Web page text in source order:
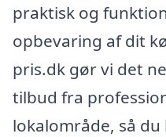
praktisk og
opbevaring af dit
pris.dk gør vi det
tilbud fra
lokalområde, så